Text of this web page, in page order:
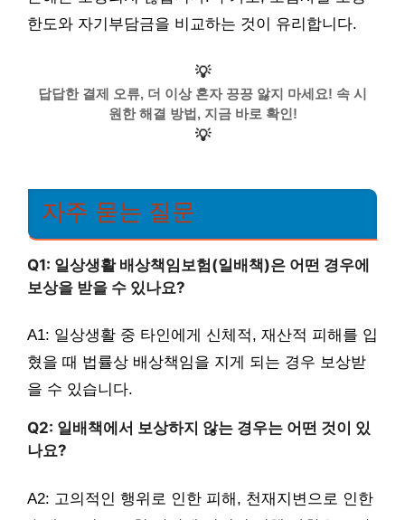
한도와 자기부담금을 비교하는 것이 유리합니다.
💡
답답한 결제 오류, 더 이상 혼자 끙끙 앓지 마세요! 속 시
원한 해결 방법, 지금 바로 확인!
💡
자주 묻는 질문
Q1: 일상생활 배상책임보험(일배책)은 어떤 경우에
보상을 받을 수 있나요?
A1: 일상생활 중 타인에게 신체적, 재산적 피해를 입
혔을 때 법률상 배상책임을 지게 되는 경우 보상받
을 수 있습니다.
Q2: 일배책에서 보상하지 않는 경우는 어떤 것이 있
나요?
A2: 고의적인 행위로 인한 피해, 천재지변으로 인한